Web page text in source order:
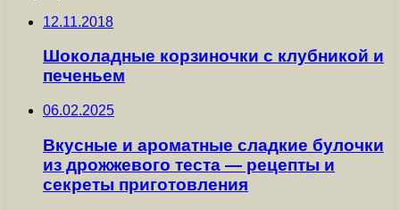
12.11.2018
Шоколадные корзиночки с клубникой и
печеньем
06.02.2025
Вкусные и ароматные сладкие булочки
из дрожжевого теста — рецепты и
секреты приготовления